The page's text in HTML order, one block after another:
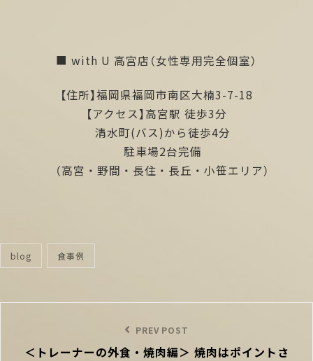
■ with U 高宮店（女性専用完全個室）
【住所】福岡県福岡市南区大楠3-7-18
【アクセス】高宮駅 徒歩3分
清水町(バス)から徒歩4分
駐車場2台完備
（高宮・野間・長住・長丘・小笹エリア）
categories
blog 食事例
Post
PREV POST
＜トレーナーの外食・焼肉編＞ 焼肉はポイントさ